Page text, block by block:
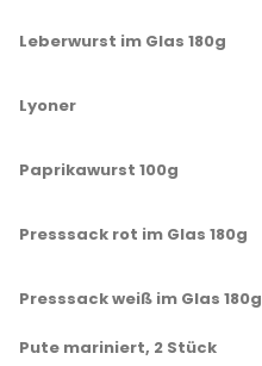
Leberwurst im Glas 180g
Lyoner
Paprikawurst 100g
Presssack rot im Glas 180g
Presssack weiß im Glas 180g
Pute mariniert, 2 Stück